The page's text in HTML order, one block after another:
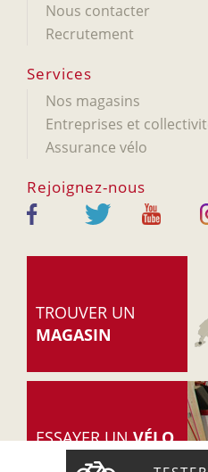
Nous contacter
Recrutement
Services
Nos magasins
Entreprises et
Assurance vélo
Rejoignez-nous
TROUVER UN
MAGASIN
ESSAYER UNVÉLO